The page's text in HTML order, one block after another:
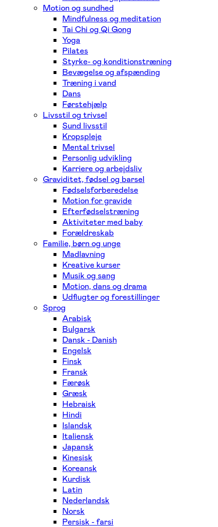
Motion og sundhed
Mindfulness og meditation
Tai Chi og Qi Gong
Yoga
Pilates
Styrke- og konditionstræning
Bevægelse og afspænding
Træning i vand
Dans
Førstehjælp
Livsstil og trivsel
Sund livsstil
Kropspleje
Mental trivsel
Personlig udvikling
Karriere og arbejdsliv
Graviditet, fødsel og barsel
Fødselsforberedelse
Motion for gravide
Efterfødselstræning
Aktiviteter med baby
Forældreskab
Familie, børn og unge
Madlavning
Kreative kurser
Musik og sang
Motion, dans og drama
Udflugter og forestillinger
Sprog
Arabisk
Bulgarsk
Dansk - Danish
Engelsk
Finsk
Fransk
Færøsk
Græsk
Hebraisk
Hindi
Islandsk
Italiensk
Japansk
Kinesisk
Koreansk
Kurdisk
Latin
Nederlandsk
Norsk
Persisk - farsi